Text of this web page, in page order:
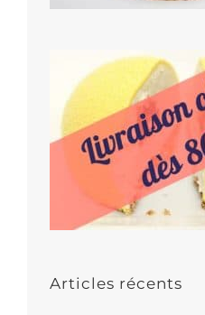
Articles récents